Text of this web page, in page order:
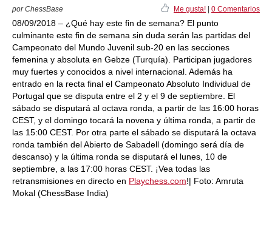
por ChessBase Me gusta! 0 Comentarios
08/09/2018 – ¿Qué hay este fin de semana? El punto
culminante este fin de semana sin duda serán las partidas del
Campeonato del Mundo Juvenil sub-20 en las secciones
femenina y absoluta en Gebze (Turquía). Participan jugadores
muy fuertes y conocidos a nivel internacional. Además ha
entrado en la recta final el Campeonato Absoluto Individual de
Portugal que se disputa entre el 2 y el 9 de septiembre. El
sábado se disputará al octava ronda, a partir de las 16:00 horas
CEST, y el domingo tocará la novena y última ronda, a partir de
las 15:00 CEST. Por otra parte el sábado se disputará la octava
ronda también del Abierto de Sabadell (domingo será día de
descanso) y la última ronda se disputará el lunes, 10 de
septiembre, a las 17:00 horas CEST. ¡Vea todas las
retransmisiones en directo en Playchess.com!| Foto: Amruta
Mokal (ChessBase India)